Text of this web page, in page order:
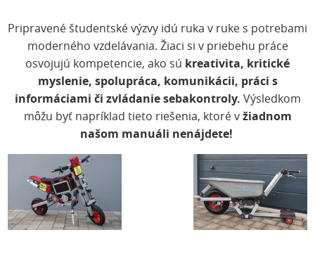
Pripravené študentské výzvy idú ruka v ruke s potrebami
moderného vzdelávania. Žiaci si v priebehu práce
osvojujú kompetencie, ako sú kreativita, kritické
myslenie, spolupráca, komunikácii, práci s
informáciami či zvládanie sebakontroly. Výsledkom
môžu byť napríklad tieto riešenia, ktoré vžiadnom
našom manuáli nenájdete!